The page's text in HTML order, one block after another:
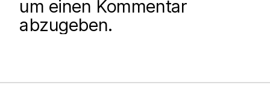
um einen Kommentar
abzugeben.